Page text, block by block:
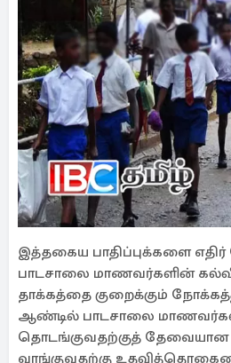
இத்தகைய பாதிப்புக்களை
பாடசாலை மாணவர்களின்
தாக்கத்தை குறைக்கும்
ஆண்டில் பாடசாலை
தொடங்குவதற்குத் தேவையான
வாங்குவதற்கு